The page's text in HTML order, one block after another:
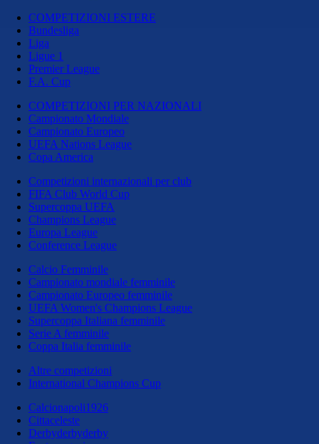
COMPETIZIONI ESTERE
Bundesliga
Liga
Ligue 1
Premier League
F.A. Cup
COMPETIZIONI PER NAZIONALI
Campionato Mondiale
Campionato Europeo
UEFA Nations League
Copa America
Competizioni internazionali per club
FIFA Club World Cup
Supercoppa UEFA
Champions League
Europa League
Conference League
Calcio Femminile
Campionato mondiale femminile
Campionato Europeo femminile
UEFA Women's Champions League
Supercoppa Italiana femminile
Serie A femminile
Coppa Italia femminile
Altre competizioni
International Champions Cup
Calcionapoli1926
Cittaceleste
Derbyderbyderby